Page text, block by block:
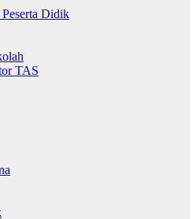
Didik
TAS